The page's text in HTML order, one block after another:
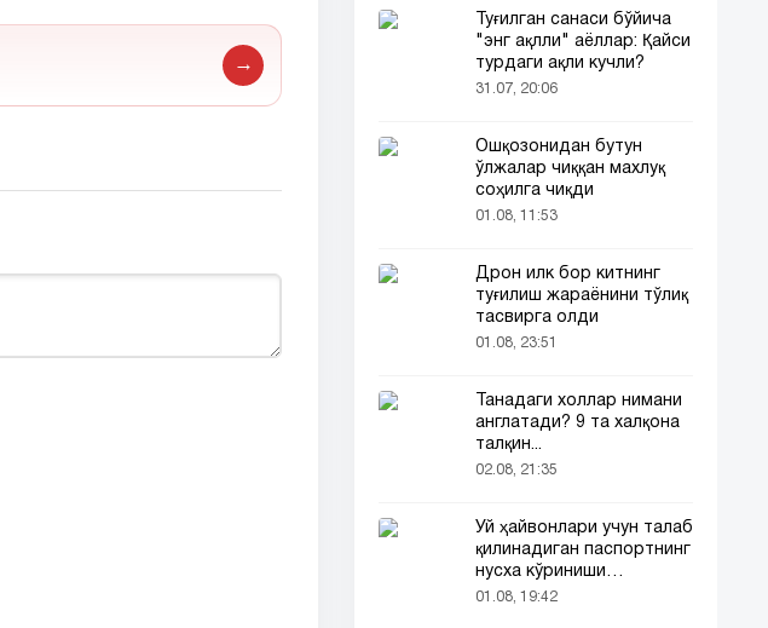
→
Туғилган санаси бўйича
"энг ақлли" аёллар: Қайси
турдаги ақли кучли?
31.07, 20:06
Ошқозонидан бутун
ўлжалар чиққан махлуқ
соҳилга чиқди
01.08, 11:53
Дрон илк бор китнинг
туғилиш жараёнини тўлиқ
тасвирга олди
01.08, 23:51
Танадаги холлар нимани
англатади? 9 та халқона
талқин...
02.08, 21:35
Уй ҳайвонлари учун талаб
қилинадиган паспортнинг
нусха кўриниши
тармоқларда тарқалди
01.08, 19:42